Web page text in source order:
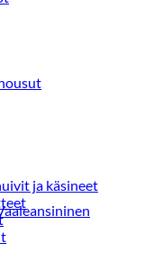
ja käsineet